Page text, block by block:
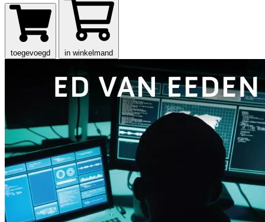
toegevoegd in winkelmand